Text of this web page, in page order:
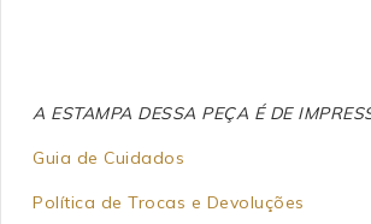
A ESTAMPA DESSA PEÇA É DE
Guia de Cuidados
Política de Trocas e Devoluções